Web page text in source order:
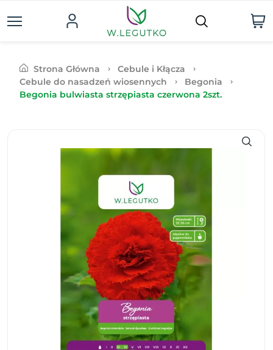
Strona Główna
Cebule i Kłącza
Cebule do nasadzeń wiosennych
Begonia
Begonia bulwiasta strzępiasta czerwona 2szt.